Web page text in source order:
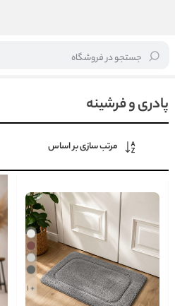
جستجو در فروشگاه خانه / لوازم پذیرایی/ پادری و فرشینه
پادری و فرشینه
مرتب سازی بر اساس
+ 1